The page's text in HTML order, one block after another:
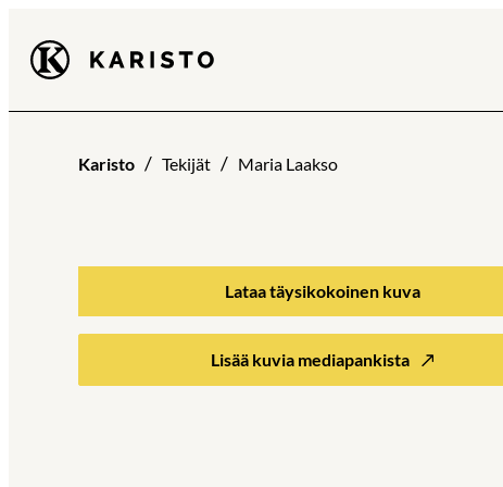
suoraan
Karisto
Karisto Tekijät Maria Laakso
Lataa täysikokoinen kuva
Lisää kuvia mediapankista